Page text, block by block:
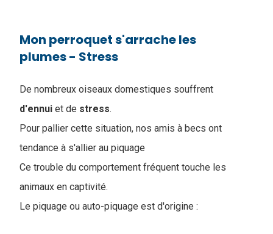
Mon perroquet s'arrache les
plumes - Stress
De nombreux oiseaux domestiques souffrent
d'ennui et de stress.
Pour pallier cette situation, nos amis à becs ont
tendance à s'allier au piquage
Ce trouble du comportement fréquent touche les
animaux en captivité.
Le piquage ou auto-piquage est d'origine :